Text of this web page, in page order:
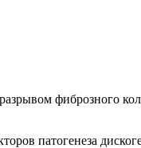
фиброзного
патогенеза